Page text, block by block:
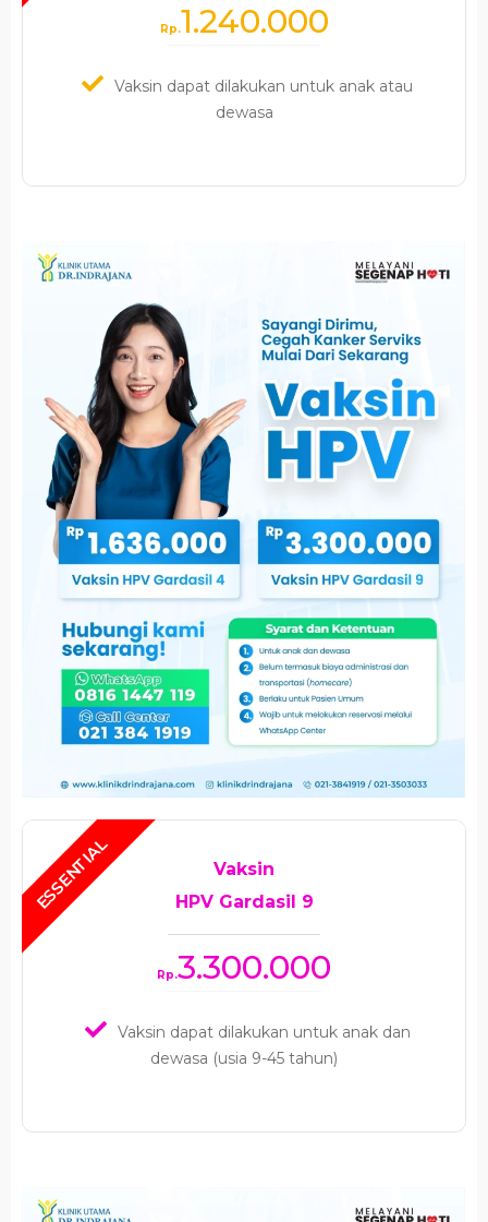
Rp.1.240.000
Vaksin dapat dilakukan untuk anak atau
dewasa
Vaksin
HPV Gardasil 9
Rp.3.300.000
Vaksin dapat dilakukan untuk anak dan
dewasa (usia 9-45 tahun)